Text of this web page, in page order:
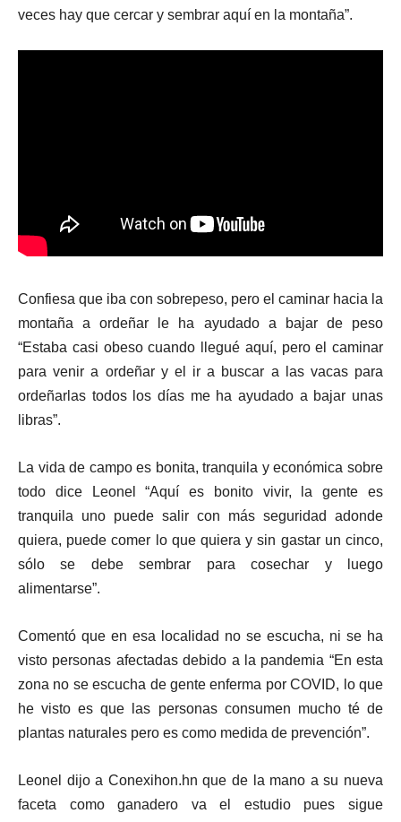
veces hay que cercar y sembrar aquí en la montaña”.
Confiesa que iba con sobrepeso, pero el caminar hacia la
montaña a ordeñar le ha ayudado a bajar de peso
“Estaba casi obeso cuando llegué aquí, pero el caminar
para venir a ordeñar y el ir a buscar a las vacas para
ordeñarlas todos los días me ha ayudado a bajar unas
libras”.
La vida de campo es bonita, tranquila y económica sobre
todo dice Leonel “Aquí es bonito vivir, la gente es
tranquila uno puede salir con más seguridad adonde
quiera, puede comer lo que quiera y sin gastar un cinco,
sólo se debe sembrar para cosechar y luego
alimentarse”.
Comentó que en esa localidad no se escucha, ni se ha
visto personas afectadas debido a la pandemia “En esta
zona no se escucha de gente enferma por COVID, lo que
he visto es que las personas consumen mucho té de
plantas naturales pero es como medida de prevención”.
Leonel dijo a Conexihon.hn que de la mano a su nueva
faceta como ganadero va el estudio pues sigue